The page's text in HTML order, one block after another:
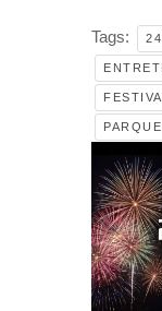
Tags: